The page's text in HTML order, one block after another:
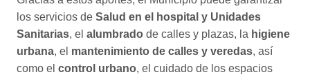
los servicios deSalud en el hospital y Unidades
Sanitarias, elalumbradode calles y plazas, la higiene
urbana, el mantenimiento de calles y veredas, así
como elcontrol urbano, el cuidado de los espacios